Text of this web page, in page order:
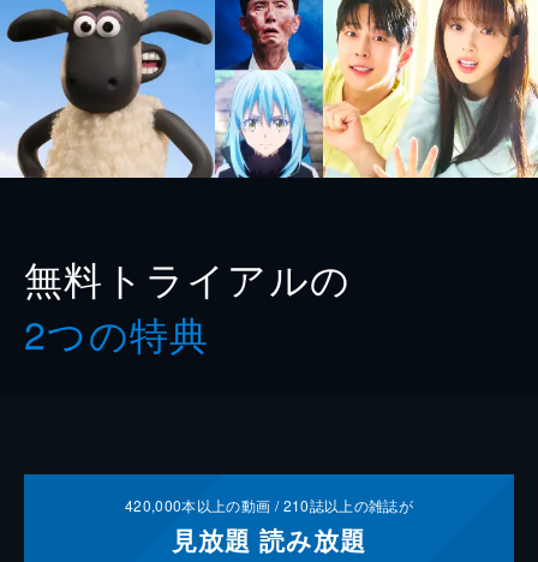
無料トライアルの
2つの特典
420,000本以上の動画 /210誌以上の雑誌が
見放題 読み放題